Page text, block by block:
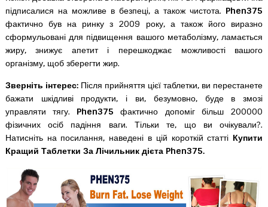
підписалися на можливе в безпеці, а також чистота. Phen375
фактично був на ринку з 2009 року, а також його виразно
сформульовані для підвищення вашого метаболізму, ламається
жиру, знижує апетит і перешкоджає можливості вашого
організму, щоб зберегти жир.
Зверніть інтерес:Після прийняття цієї таблетки, ви перестанете
бажати шкідливі продукти, і ви, безумовно, буде в змозі
управляти тягу. Phen375 фактично допоміг більш 200000
фізичних осіб падіння ваги. Тільки те, що ви очікували?.
Натисніть на посилання, наведені в цій короткій статті Купити
Кращий Таблетки За Лічильник дієта Phen375.